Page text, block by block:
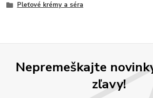
Pleťové krémy a séra
Nepremeškajte
zľavy!